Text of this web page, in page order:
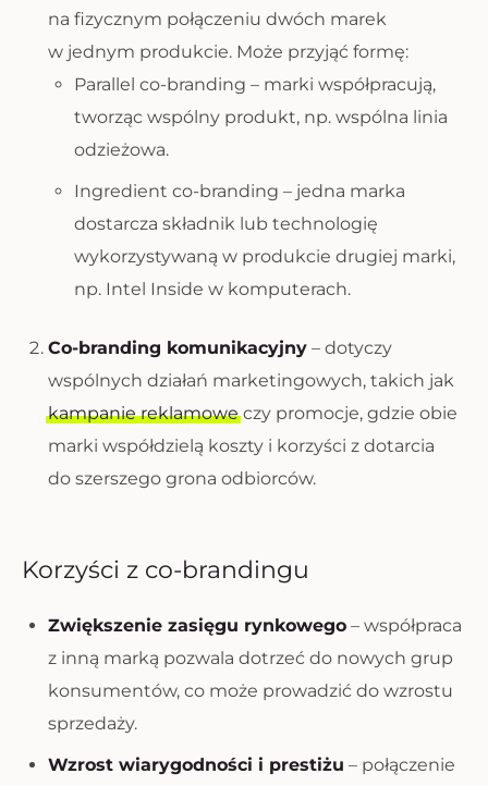
na fizycznym połączeniu dwóch marek
w jednym produkcie. Może przyjąć formę:
Parallel co-branding – marki współpracują,
tworząc wspólny produkt, np. wspólna linia
odzieżowa.
Ingredient co-branding – jedna marka
dostarcza składnik lub technologię
wykorzystywaną w produkcie drugiej marki,
np. Intel Inside w komputerach.
Co-branding komunikacyjny – dotyczy
wspólnych działań marketingowych, takich jak
kampanie reklamoweczy promocje, gdzie obie
marki współdzielą koszty i korzyści z dotarcia
do szerszego grona odbiorców.
Korzyści z co-brandingu
Zwiększenie zasięgu rynkowego – współpraca
z inną marką pozwala dotrzeć do nowych grup
konsumentów, co może prowadzić do wzrostu
sprzedaży.
Wzrost wiarygodności i prestiżu – połączenie